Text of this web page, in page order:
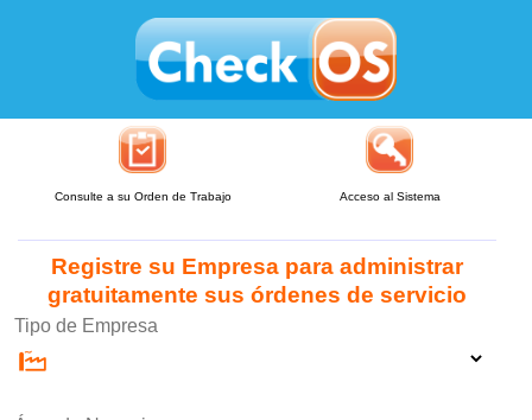
Consulte a su Orden de Trabajo Acceso al Sistema
Registre su Empresa para administrar
gratuitamente sus órdenes de servicio
Tipo de Empresa